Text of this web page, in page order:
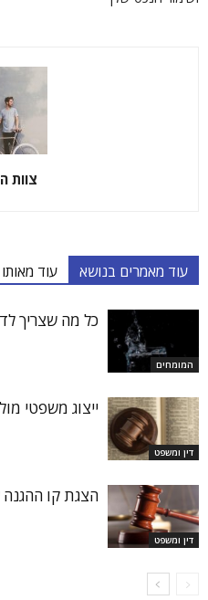
צוות
עוד מאמרים בנושא עוד
המומחים
כל מה שצריך
דין ומשפט
ייצוג משפטי
דין ומשפט
הצגת קו